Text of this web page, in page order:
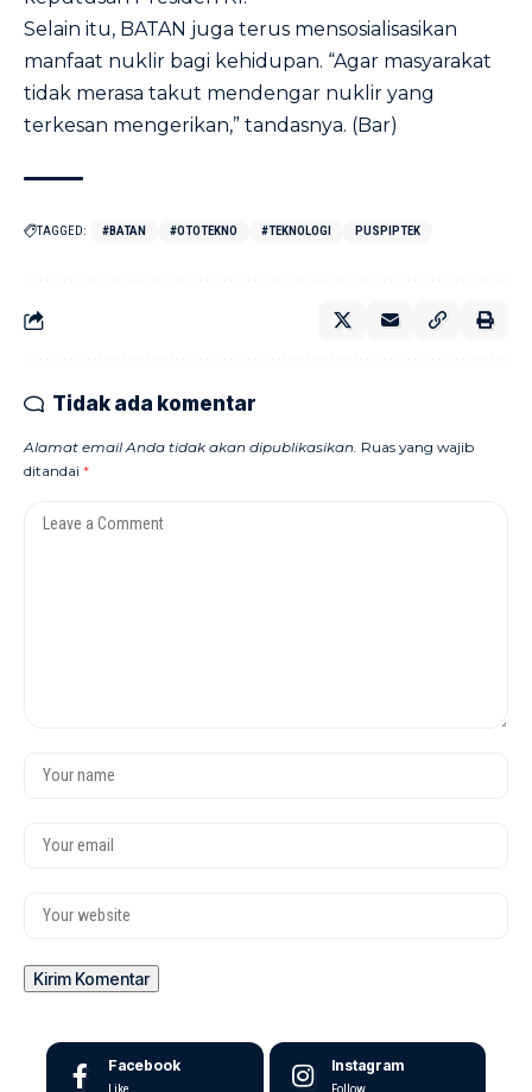
Selain itu, BATAN juga terus mensosialisasikan
manfaat nuklir bagi kehidupan. “Agar masyarakat
tidak merasa takut mendengar nuklir yang
terkesan mengerikan,” tandasnya. (Bar)
TAGGED: #BATAN #OTOTEKNO #TEKNOLOGI PUSPIPTEK
Tidak ada komentar
Alamat email Anda tidak akan dipublikasikan. Ruas yang wajib
ditandai *
Facebook Instagram